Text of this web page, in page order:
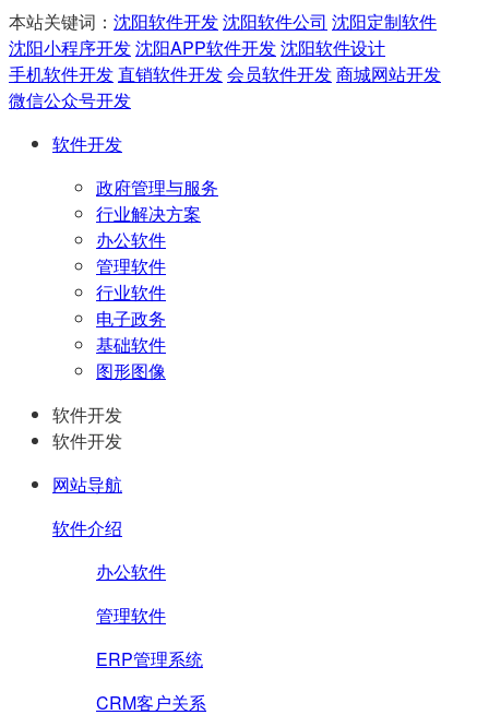
本站关键词： 沈阳软件开发沈阳软件公司 沈阳定制软件
沈阳小程序开发沈阳APP软件开发沈阳软件设计
手机软件开发直销软件开发会员软件开发商城网站开发
微信公众号开发
软件开发
政府管理与服务
行业解决方案
办公软件
管理软件
行业软件
电子政务
基础软件
图形图像
软件开发
软件开发
网站导航
软件介绍
办公软件
管理软件
ERP管理系统
CRM客户关系